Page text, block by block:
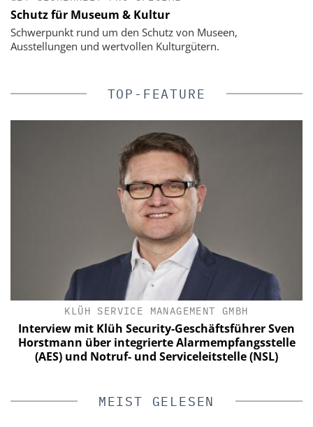
Schutz für Museum & Kultur
Schwerpunkt rund um den Schutz von Museen,
Ausstellungen und wertvollen Kulturgütern.
TOP-FEATURE
KLÜH SERVICE MANAGEMENT GMBH
Interview mit Klüh Security-Geschäftsführer Sven
Horstmann über integrierte Alarmempfangsstelle
(AES) und Notruf- und Serviceleitstelle (NSL)
MEIST GELESEN